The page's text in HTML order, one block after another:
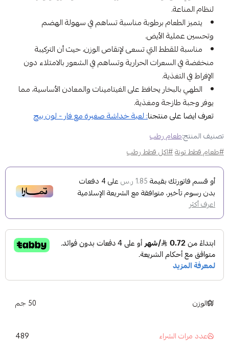
لنظام المناعة.
يتميز الطعام برطوبة مناسبة تساهم في سهولة الهضم
وتحسين عملية الأيض.
مناسبة للقطط التي تسعى لإنقاص الوزن، حيث أن التركيبة
منخفضة في السعرات الحرارية وتساهم في الشعور بالامتلاء دون
الإفراط في التغذية.
الطهي بالبخار يحافظ على الفيتامينات والمعادن الأساسية، مما
يوفر وجبة طازجة ومغذية.
تعرف ايضا على منتجنا: لعبة خداشة صغيرة مع فار - لون بيج
تصنيف المنتج:طعام رطب
#طعام قطط تونة#اكل قطط رطب
أو قسم فاتورتك بقيمة 1.85 ر.س على4 دفعات
بدون رسوم تأخير، متوافقة مع الشريعة الإسلامية
اعرف أكثر
الوزن 50 جم
عدد مرات الشراء 489